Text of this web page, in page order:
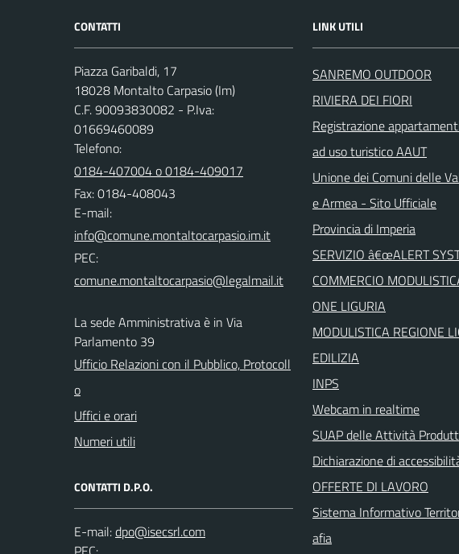
CONTATTI
Piazza Garibaldi, 17
18028 Montalto Carpasio (Im)
C.F. 90093830082 - P.Iva:
01669460089
Telefono:
0184-407004 o 0184-409017
Fax: 0184-408043
E-mail:
PEC:
La sede Amministrativa è in Via
Parlamento 39
Ufficio Relazioni con il Pubblico, Protocoll
o
Uffici e orari
Numeri utili
CONTATTI D.P.O.
E-mail:
LINK UTILI
SANREMO OUTDOOR
RIVIERA DEI FIORI
Registrazione
ad uso turistico AAUT
Unione dei Comuni delle
e Armea - Sito Ufficiale
Provincia di Imperia
SERVIZIO â€œALERT
COMMERCIO
ONE LIGURIA
MODULISTICA REGIONE
EDILIZIA
INPS
Webcam in realtime
SUAP delle Attività
Dichiarazione di
OFFERTE DI LAVORO
Sistema Informativo
afia